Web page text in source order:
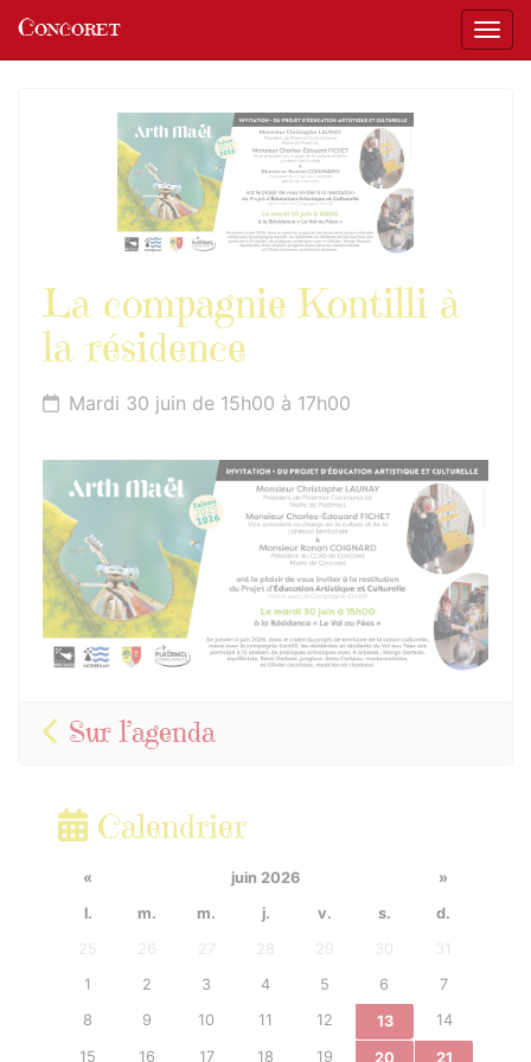
Concoret
La compagnie Kontilli à
la résidence
Mardi 30 juin de 15h00 à 17h00
Sur l’agenda
Calendrier
« juin 2026
»
l.
m. m. j. v. s.
d.
25
26 27 28 29 30
31
1
2 3 4 5 6
7
8
9 10 11 12 13 14
15 16 17 18 19 20
21
Panneau de gestion des cookies